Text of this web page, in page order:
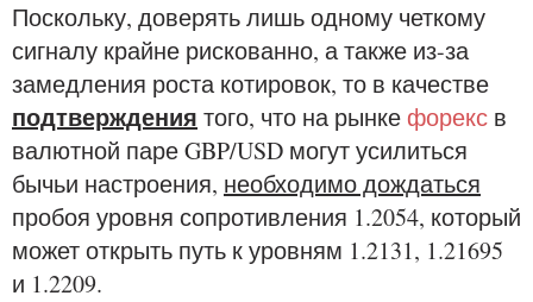
Поскольку, доверять лишь одному четкому
сигналу крайне рискованно, а также из-за
замедления роста котировок, то в качестве
подтверждения того, что на рынкефорекс в
валютной паре GBP/USD могут усилиться
бычьи настроения, необходимо дождаться
пробоя уровня сопротивления 1.2054, который
может открыть путь к уровням 1.2131, 1.21695
и 1.2209.